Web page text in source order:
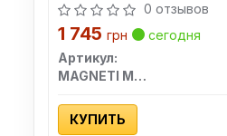
0 отзывов
1 745 грн
сегодня
Артикул:
MAGNETI MARELLI
КУПИТЬ